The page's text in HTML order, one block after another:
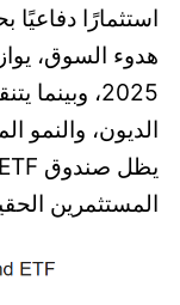
استثمارًا دفاعيًا
هدوء السوق،
2025،
الديون، والنمو
المستثمرين